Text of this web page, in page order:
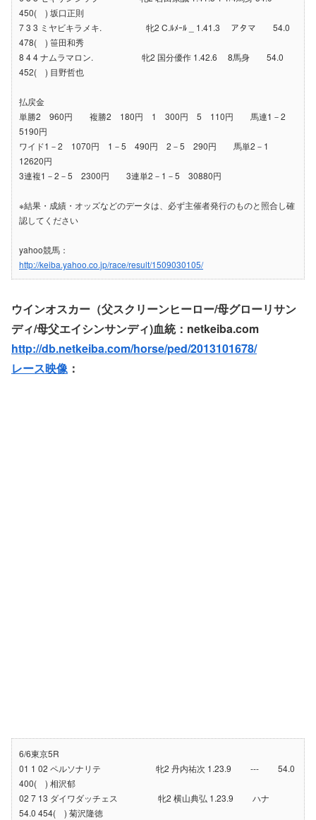
450( ) 坂口正則
7 3 3 ミヤビキラメキ. 牝2 C.ﾙﾒｰﾙ _ 1.41.3 アタマ 54.0
478( ) 笹田和秀
8 4 4 ナムラマロン. 牝2 国分優作 1.42.6 8馬身 54.0
452( ) 目野哲也
払戻金
単勝2 960円 複勝2 180円 1 300円 5 110円 馬連1－2
5190円
ワイド1－2 1070円 1－5 490円 2－5 290円 馬単2－1
12620円
3連複1－2－5 2300円 3連単2－1－5 30880円
※結果・成績・オッズなどのデータは、必ず主催者発行のものと照合し確
認してください
yahoo競馬：
http://keiba.yahoo.co.jp/race/result/1509030105/
ウインオスカー（父スクリーンヒーロー/母グローリサン
ディ/母父エイシンサンディ)血統：netkeiba.com
http://db.netkeiba.com/horse/ped/2013101678/
レース映像：
6/6東京5R
01 1 02 ペルソナリテ 牝2 丹内祐次 1.23.9 --- 54.0
400( ) 相沢郁
02 7 13 ダイワダッチェス 牝2 横山典弘 1.23.9 ハナ
54.0 454( ) 菊沢隆徳